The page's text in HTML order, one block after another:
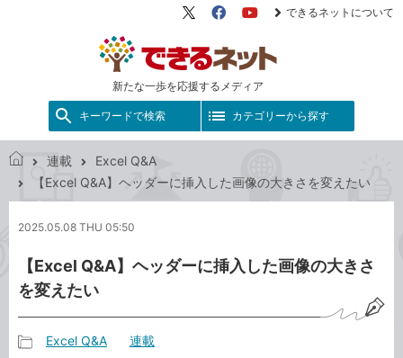
新たな一歩を応援するメディア
X（旧
FacebookYouTube
できるネットについて
キーワードで検索 カテゴリーから探す
ネ
ト
連載
Excel Q&A
【Excel Q&A】ヘッダーに挿入した画像の大きさを変えたい
2025.05.08 THU 05:50
【Excel Q&A】ヘッダーに挿入した画像の大きさ
を変えたい
Excel Q&A 連載